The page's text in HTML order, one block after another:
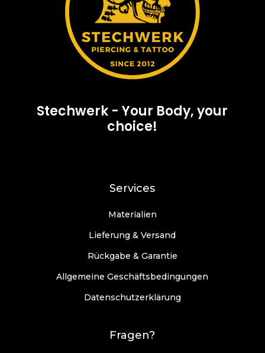
Stechwerk - Your Body, your
choice!
Services
Materialien
Lieferung & Versand
Rückgabe & Garantie
Allgemeine Geschäftsbedingungen
Datenschutzerklärung
Fragen?